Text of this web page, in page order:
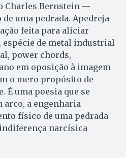
Charles Bernstein —
uma pedrada. Apedreja
feita para aliciar
espécie de metal industrial
power chords,
em oposição à imagem
o mero propósito de
É uma poesia que se
arco, a engenharia
físico de uma pedrada
narcísica